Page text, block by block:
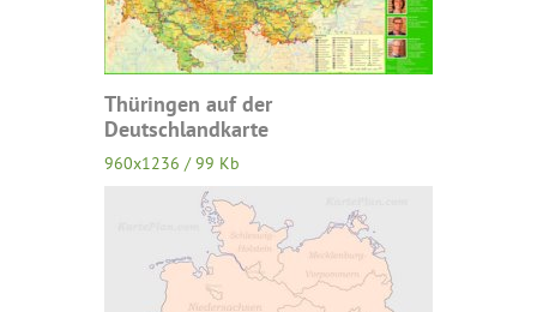
Thüringen auf der
Deutschlandkarte
960x1236 / 99 Kb